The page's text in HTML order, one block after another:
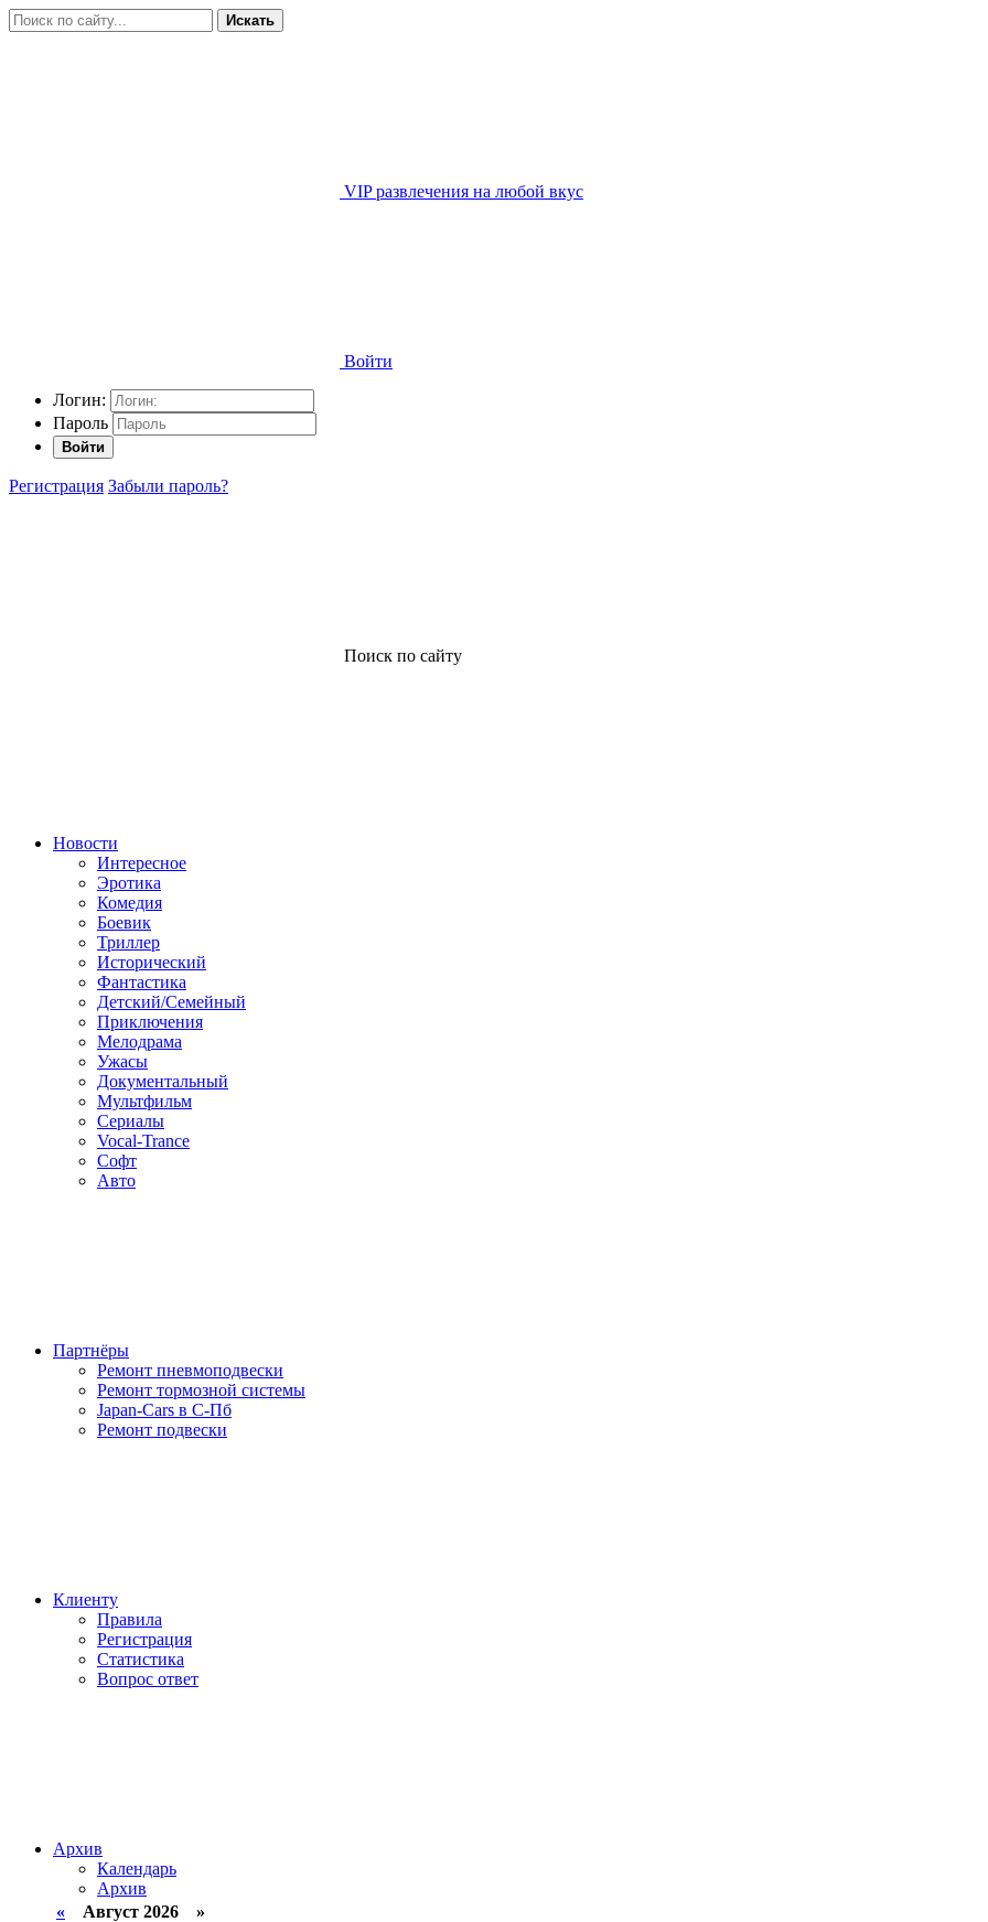
Искать
VIP развлечения на любой вкус
Войти
Логин:
Пароль
Войти
Регистрация Забыли пароль?
Поиск по сайту
Новости
Интересное
Эротика
Комедия
Боевик
Триллер
Исторический
Фантастика
Детский/Семейный
Приключения
Мелодрама
Ужасы
Документальный
Мультфильм
Сериалы
Vocal-Trance
Софт
Авто
Партнёры
Ремонт пневмоподвески
Ремонт тормозной системы
Japan-Cars в С-Пб
Ремонт подвески
Клиенту
Правила
Регистрация
Статистика
Вопрос ответ
Архив
Календарь
Архив
« Август 2026 »